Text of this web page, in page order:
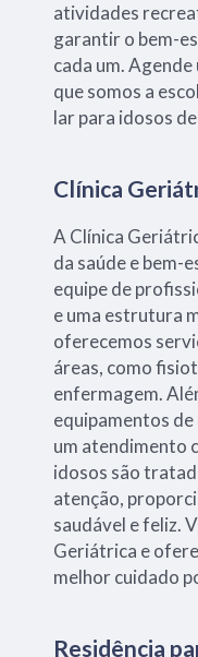
atividades
garantir o bem-
cada um.
que somos a
lar para idosos
Clínica
A Clínica
da saúde e bem-
equipe de
e uma estrutura
oferecemos
áreas, como
enfermagem.
equipamentos
um atendimento
idosos são
atenção,
saudável e feliz.
Geriátrica e
melhor cuidado
Residência